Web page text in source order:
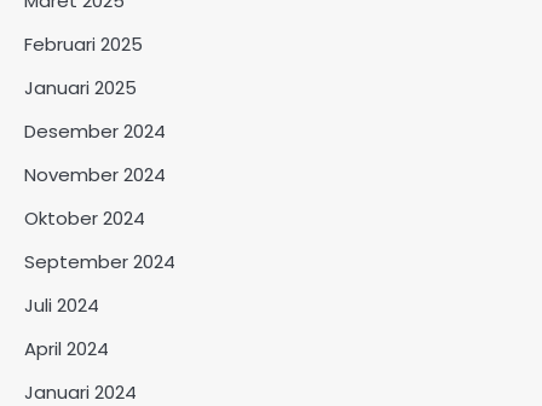
Februari 2025
Januari 2025
Desember 2024
November 2024
Oktober 2024
September 2024
Juli 2024
April 2024
Januari 2024